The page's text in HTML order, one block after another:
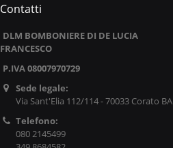
Contatti
DLM BOMBONIERE DI DE LUCIA
FRANCESCO
P.IVA 08007970729
Sede legale:
Via Sant'Elia 112/114 - 70033 Corato BA
Telefono:
080 2145499